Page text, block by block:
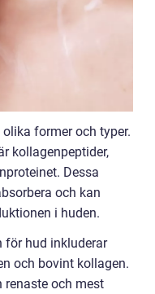
former och typer.
kollagenpeptider,
Dessa
och kan
i huden.
för hud inkluderar
och bovint kollagen.
renaste och mest